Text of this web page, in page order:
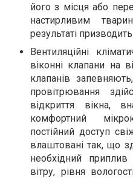
його з місця або
настирливим
результаті призводить
Вентиляційні
віконні клапани на
клапанів
провітрювання
відкриття вікна,
комфортний
постійний доступ
влаштовані так, що
необхідний
вітру, рівня